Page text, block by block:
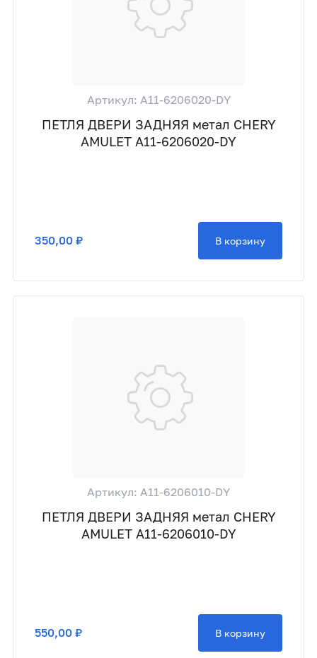
Артикул: A11-6206020-DY
ПЕТЛЯ ДВЕРИ ЗАДНЯЯ метал CHERY
AMULET A11-6206020-DY
350,00 ₽ В корзину
Артикул: A11-6206010-DY
ПЕТЛЯ ДВЕРИ ЗАДНЯЯ метал CHERY
AMULET A11-6206010-DY
550,00 ₽ В корзину